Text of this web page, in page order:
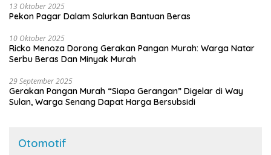
13 Oktober 2025
Pekon Pagar Dalam Salurkan Bantuan Beras
10 Oktober 2025
Ricko Menoza Dorong Gerakan Pangan Murah: Warga Natar
Serbu Beras Dan Minyak Murah
29 September 2025
Gerakan Pangan Murah “Siapa Gerangan” Digelar di Way
Sulan, Warga Senang Dapat Harga Bersubsidi
Otomotif